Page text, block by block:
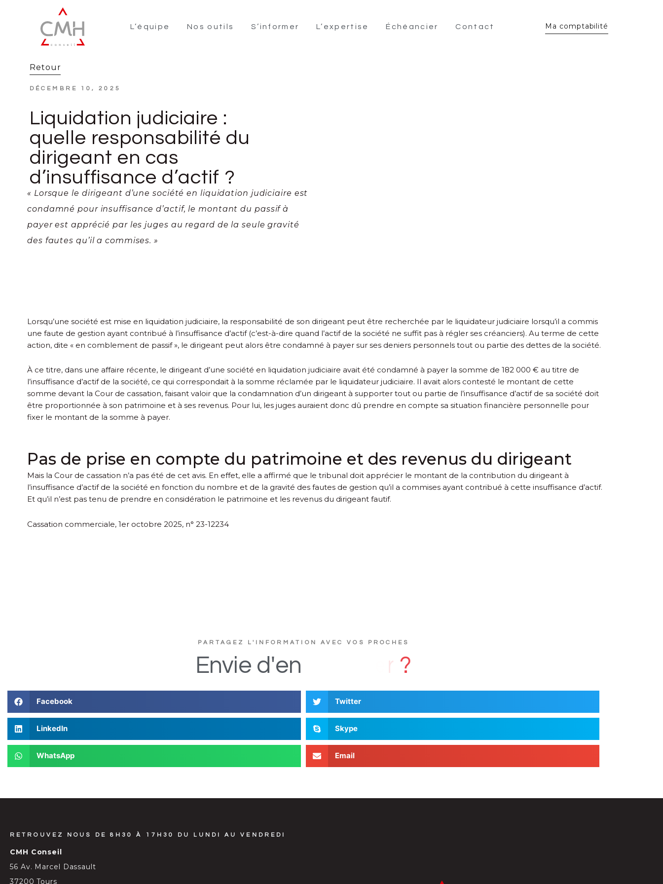
L’équipe Nos outils S’informer L’expertise Échéancier Contact Ma comptabilité
Retour
DÉCEMBRE 10, 2025
Liquidation judiciaire :
quelle responsabilité du
dirigeant en cas
d’insuffisance d’actif ?
« Lorsque le dirigeant d’une société en liquidation judiciaire est
condamné pour insuffisance d’actif, le montant du passif à
payer est apprécié par les juges au regard de la seule gravité
des fautes qu’il a commises. »
Lorsqu’une société est mise en liquidation judiciaire, la responsabilité de son dirigeant peut être recherchée par le liquidateur judiciaire lorsqu’il a commis
une faute de gestion ayant contribué à l’insuffisance d’actif (c’est-à-dire quand l’actif de la société ne suffit pas à régler ses créanciers). Au terme de cette
action, dite « en comblement de passif », le dirigeant peut alors être condamné à payer sur ses deniers personnels tout ou partie des dettes de la société.
À ce titre, dans une affaire récente, le dirigeant d’une société en liquidation judiciaire avait été condamné à payer la somme de 182 000 € au titre de
l’insuffisance d’actif de la société, ce qui correspondait à la somme réclamée par le liquidateur judiciaire. Il avait alors contesté le montant de cette
somme devant la Cour de cassation, faisant valoir que la condamnation d’un dirigeant à supporter tout ou partie de l’insuffisance d’actif de sa société doit
être proportionnée à son patrimoine et à ses revenus. Pour lui, les juges auraient donc dû prendre en compte sa situation financière personnelle pour
fixer le montant de la somme à payer.
Pas de prise en compte du patrimoine et des revenus du dirigeant
Mais la Cour de cassation n’a pas été de cet avis. En effet, elle a affirmé que le tribunal doit apprécier le montant de la contribution du dirigeant à
l’insuffisance d’actif de la société en fonction du nombre et de la gravité des fautes de gestion qu’il a commises ayant contribué à cette insuffisance d’actif.
Et qu’il n’est pas tenu de prendre en considération le patrimoine et les revenus du dirigeant fautif.
Cassation commerciale, 1er octobre 2025, n° 23-12234
PARTAGEZ L'INFORMATION AVEC VOS PROCHES
Envie d'en
Facebook Twitter
LinkedIn Skype
WhatsApp Email
RETROUVEZ NOUS DE 8H30 À 17H30 DU LUNDI AU VENDREDI
CMH Conseil
56 Av. Marcel Dassault
37200 Tours